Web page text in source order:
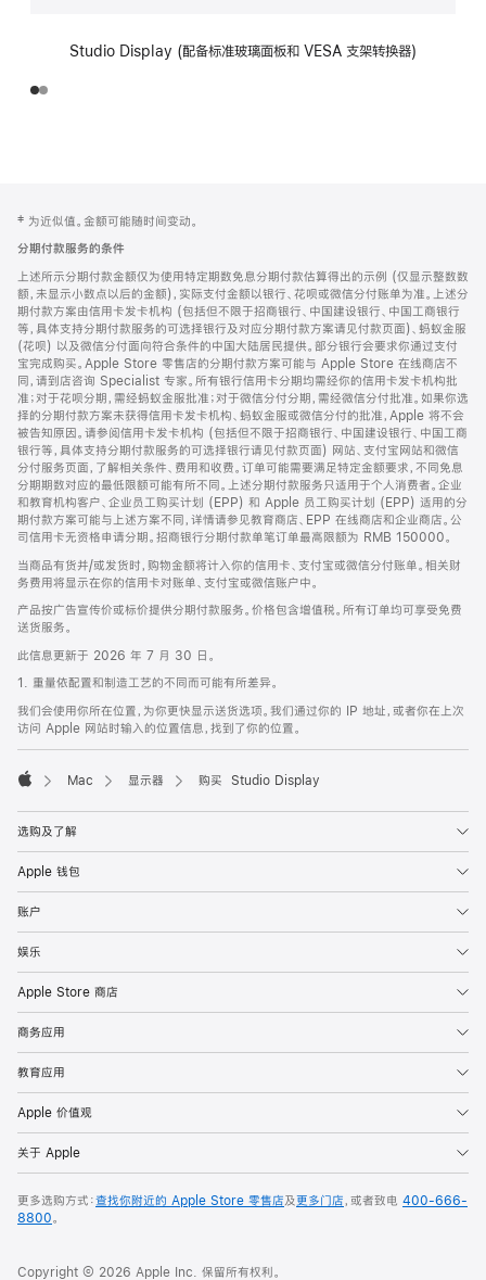
Studio Display (配备标准玻璃面板和 VESA 支架转换器)
页
页
脚
注
‡ 为近似值。金额可能随时间变动。
分期付款服务的条件
上述所示分期付款金额仅为使用特定期数免息分期付款估算得出的示例 (仅显示整数数
额，未显示小数点以后的金额)，实际支付金额以银行、花呗或微信分付账单为准。上述分
期付款方案由信用卡发卡机构 (包括但不限于招商银行、中国建设银行、中国工商银行
等，具体支持分期付款服务的可选择银行及对应分期付款方案请见付款页面)、蚂蚁金服
(花呗) 以及微信分付面向符合条件的中国大陆居民提供。部分银行会要求你通过支付
宝完成购买。Apple Store 零售店的分期付款方案可能与 Apple Store 在线商店不
同，请到店咨询 Specialist 专家。所有银行信用卡分期均需经你的信用卡发卡机构批
准；对于花呗分期，需经蚂蚁金服批准；对于微信分付分期，需经微信分付批准。如果你选
择的分期付款方案未获得信用卡发卡机构、蚂蚁金服或微信分付的批准，Apple 将不会
被告知原因。请参阅信用卡发卡机构 (包括但不限于招商银行、中国建设银行、中国工商
银行等，具体支持分期付款服务的可选择银行请见付款页面) 网站、支付宝网站和微信
分付服务页面，了解相关条件、费用和收费。订单可能需要满足特定金额要求，不同免息
分期期数对应的最低限额可能有所不同。上述分期付款服务只适用于个人消费者。企业
和教育机构客户、企业员工购买计划 (EPP) 和 Apple 员工购买计划 (EPP) 适用的分
期付款方案可能与上述方案不同，详情请参见教育商店、EPP 在线商店和企业商店。公
司信用卡无资格申请分期。招商银行分期付款单笔订单最高限额为 RMB 150000。
当商品有货并/或发货时，购物金额将计入你的信用卡、支付宝或微信分付账单。相关财
务费用将显示在你的信用卡对账单、支付宝或微信账户中。
产品按广告宣传价或标价提供分期付款服务。价格包含增值税。所有订单均可享受免费
送货服务。
此信息更新于 2026 年 7 月 30 日。
1. 重量依配置和制造工艺的不同而可能有所差异。
我们会使用你所在位置，为你更快显示送货选项。我们通过你的 IP 地址，或者你在上次
访问 Apple 网站时输入的位置信息，找到了你的位置。
Mac 显示器 购买 Studio Display
选购及了解
Apple 钱包
账户
娱乐
Apple Store 商店
商务应用
教育应用
Apple 价值观
关于 Apple
更多选购方式：查找你附近的 Apple Store 零售店及更多门店，或者致电 400-666-
8800。
Copyright © 2026 Apple Inc. 保留所有权利。